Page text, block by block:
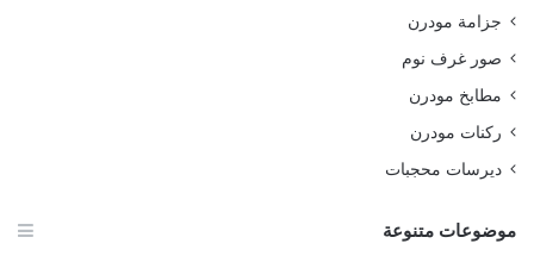
جزامة مودرن
صور غرف نوم
مطابخ مودرن
ركنات مودرن
ديرسات محجبات
موضوعات متنوعة